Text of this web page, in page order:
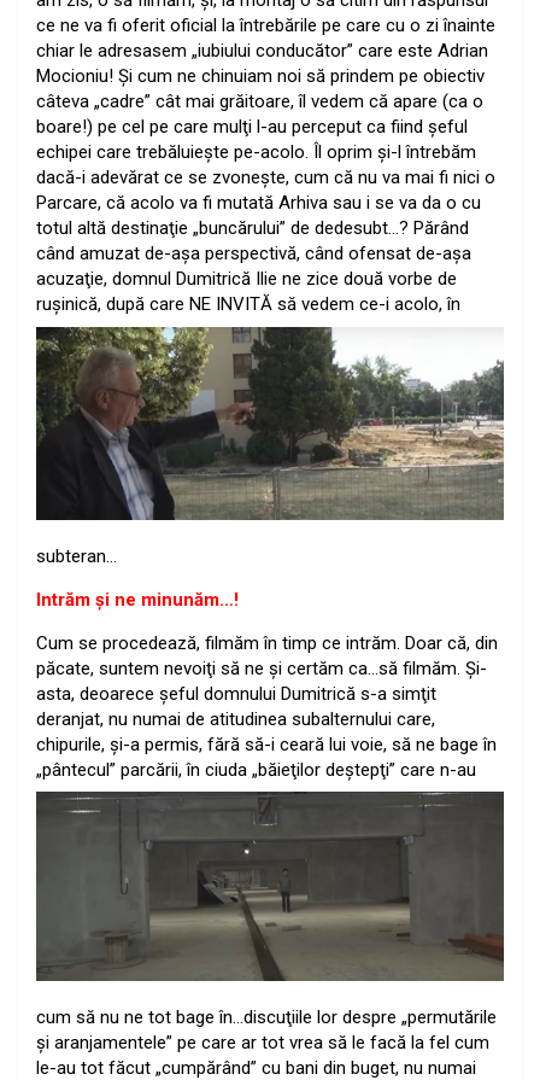
ce ne va fi oferit oficial la întrebările pe care cu o zi înainte
chiar le adresasem „iubiului conducător” care este Adrian
Mocioniu! Şi cum ne chinuiam noi să prindem pe obiectiv
câteva „cadre” cât mai grăitoare, îl vedem că apare (ca o
boare!) pe cel pe care mulţi l-au perceput ca fiind şeful
echipei care trebăluieşte pe-acolo. Îl oprim şi-l întrebăm
dacă-i adevărat ce se zvoneşte, cum că nu va mai fi nici o
Parcare, că acolo va fi mutată Arhiva sau i se va da o cu
totul altă destinaţie „buncărului” de dedesubt…? Părând
când amuzat de-aşa perspectivă, când ofensat de-aşa
acuzaţie, domnul Dumitrică Ilie ne zice două vorbe de
ruşinică, după care NE INVITĂ să vedem ce-i acolo, în
subteran…
Intrăm şi ne minunăm…!
Cum se procedează, filmăm în timp ce intrăm. Doar că, din
păcate, suntem nevoiţi să ne şi certăm ca…să filmăm. Şi-
asta, deoarece şeful domnului Dumitrică s-a simţit
deranjat, nu numai de atitudinea subalternului care,
chipurile, şi-a permis, fără să-i ceară lui voie, să ne bage în
„pântecul” parcării, în ciuda „băieţilor deştepţi” care n-au
cum să nu ne tot bage în…discuţiile lor despre „permutările
şi aranjamentele” pe care ar tot vrea să le facă la fel cum
le-au tot făcut „cumpărând” cu bani din buget, nu numai